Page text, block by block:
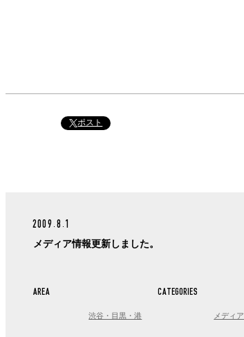
ポスト
2009.8.1
メディア情報更新しました。
AREA
渋谷・目黒・港
CATEGORIES
メディア